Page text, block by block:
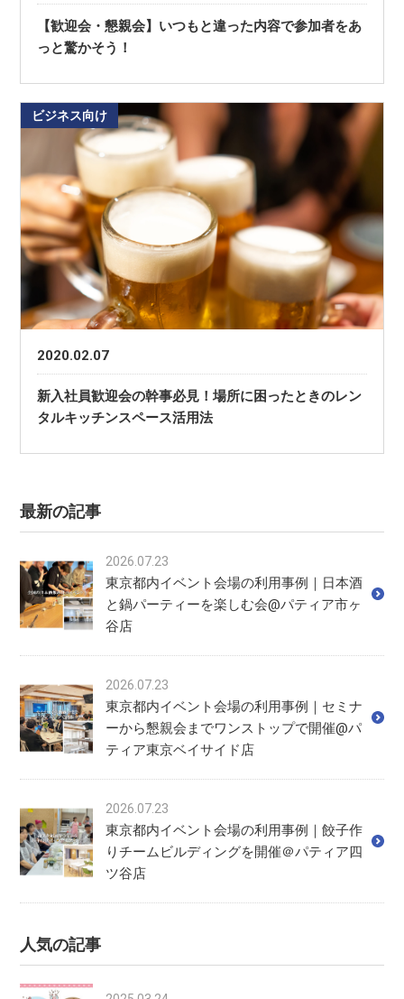
【歓迎会・懇親会】いつもと違った内容で参加者をあ
っと驚かそう！
ビジネス向け
2020.02.07
新入社員歓迎会の幹事必見！場所に困ったときのレン
タルキッチンスペース活用法
最新の記事
2026.07.23
東京都内イベント会場の利用事例｜日本酒
と鍋パーティーを楽しむ会@パティア市ヶ
谷店
2026.07.23
東京都内イベント会場の利用事例｜セミナ
ーから懇親会までワンストップで開催@パ
ティア東京ベイサイド店
2026.07.23
東京都内イベント会場の利用事例｜餃子作
りチームビルディングを開催＠パティア四
ツ谷店
人気の記事